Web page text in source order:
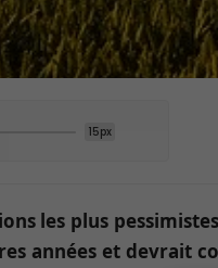
15px
les plus
années et devrait